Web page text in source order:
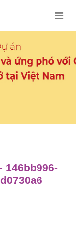
146bb996-